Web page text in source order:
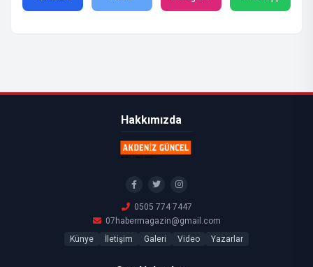
Hakkımızda
0505 774 7447
07habermagazin@gmail.com
Künye
İletişim Galeri Video Yazarlar